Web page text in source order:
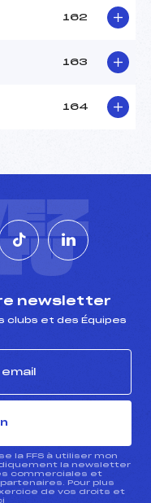
162
163
164
newsletter
clubs et des Équipes
la FFS à utiliser mon
la newsletter
commerciales et
Pour plus
de vos droits et